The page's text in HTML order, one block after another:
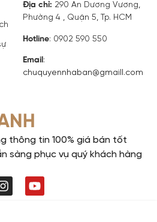
thông tin 100% giá bán tốt
sàng phục vụ quý khách hàng
Địa chỉ: 290 An Dương Vương,
Phường 4 , Quận 5, Tp. HCM
Hotline: 0902 590 550
Email :
chuquyennhaban@gmaill.com